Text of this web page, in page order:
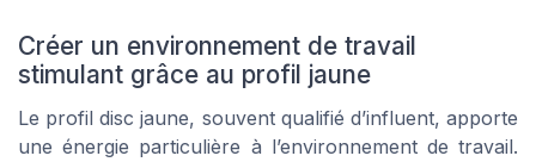
Créer un environnement de travail
stimulant grâce au profil jaune
Le profil disc jaune, souvent qualifié d’influent, apporte
une énergie particulière à l’environnement de travail.